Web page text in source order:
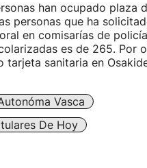
han ocupado plaza
personas que ha
en comisarías de
es de 265. Por
tarjeta sanitaria en
Vasca
De Hoy